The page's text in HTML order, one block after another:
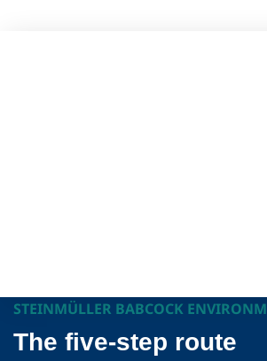
STEINMÜLLER BABCOCK
The five-step route